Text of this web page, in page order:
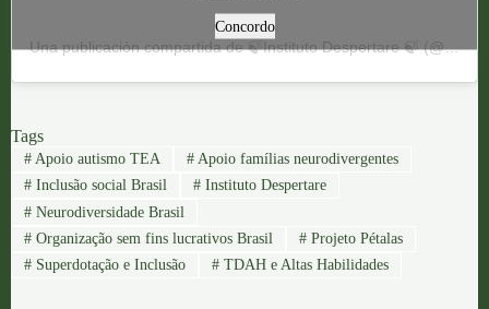
Una publicación compartida de 🍃Instituto Despertare 🍃 (@despertareinstituto)
Concordo
Tags
#Apoio autismo TEA #Apoio famílias neurodivergentes
#Inclusão social Brasil #Instituto Despertare
#Neurodiversidade Brasil
#Organização sem fins lucrativos Brasil #Projeto Pétalas
#Superdotação e Inclusão #TDAH e Altas Habilidades